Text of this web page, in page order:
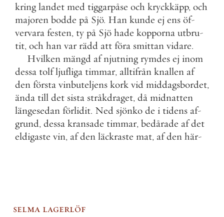
kring landet med tiggarpåse och kryckkäpp, och
majoren bodde på Sjö. Han kunde ej ens öf-
vervara festen, ty på Sjö hade kopporna utbru-
tit, och han var rädd att föra smittan vidare.
Hvilken mängd af njutning rymdes ej inom
dessa tolf ljufliga timmar, alltifrån knallen af
den första vinbuteljens kork vid middagsbordet,
ända till det sista stråkdraget, då midnatten
längesedan förlidit. Ned sjönko de i tidens af-
grund, dessa kransade timmar, bedårade af det
eldigaste vin, af den läckraste mat, af den här-
selma lagerlöf